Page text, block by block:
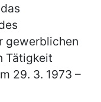
gewerblichen
Tätigkeit
29. 3. 1973 –